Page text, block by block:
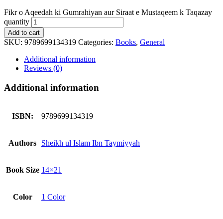
Fikr o Aqeedah ki Gumrahiyan aur Siraat e Mustaqeem k Taqazay
quantity
Add to cart
SKU: 9789699134319 Categories: Books, General
Additional information
Reviews (0)
Additional information
ISBN: 9789699134319
Authors Sheikh ul Islam Ibn Taymiyyah
Book Size 14×21
Color 1 Color